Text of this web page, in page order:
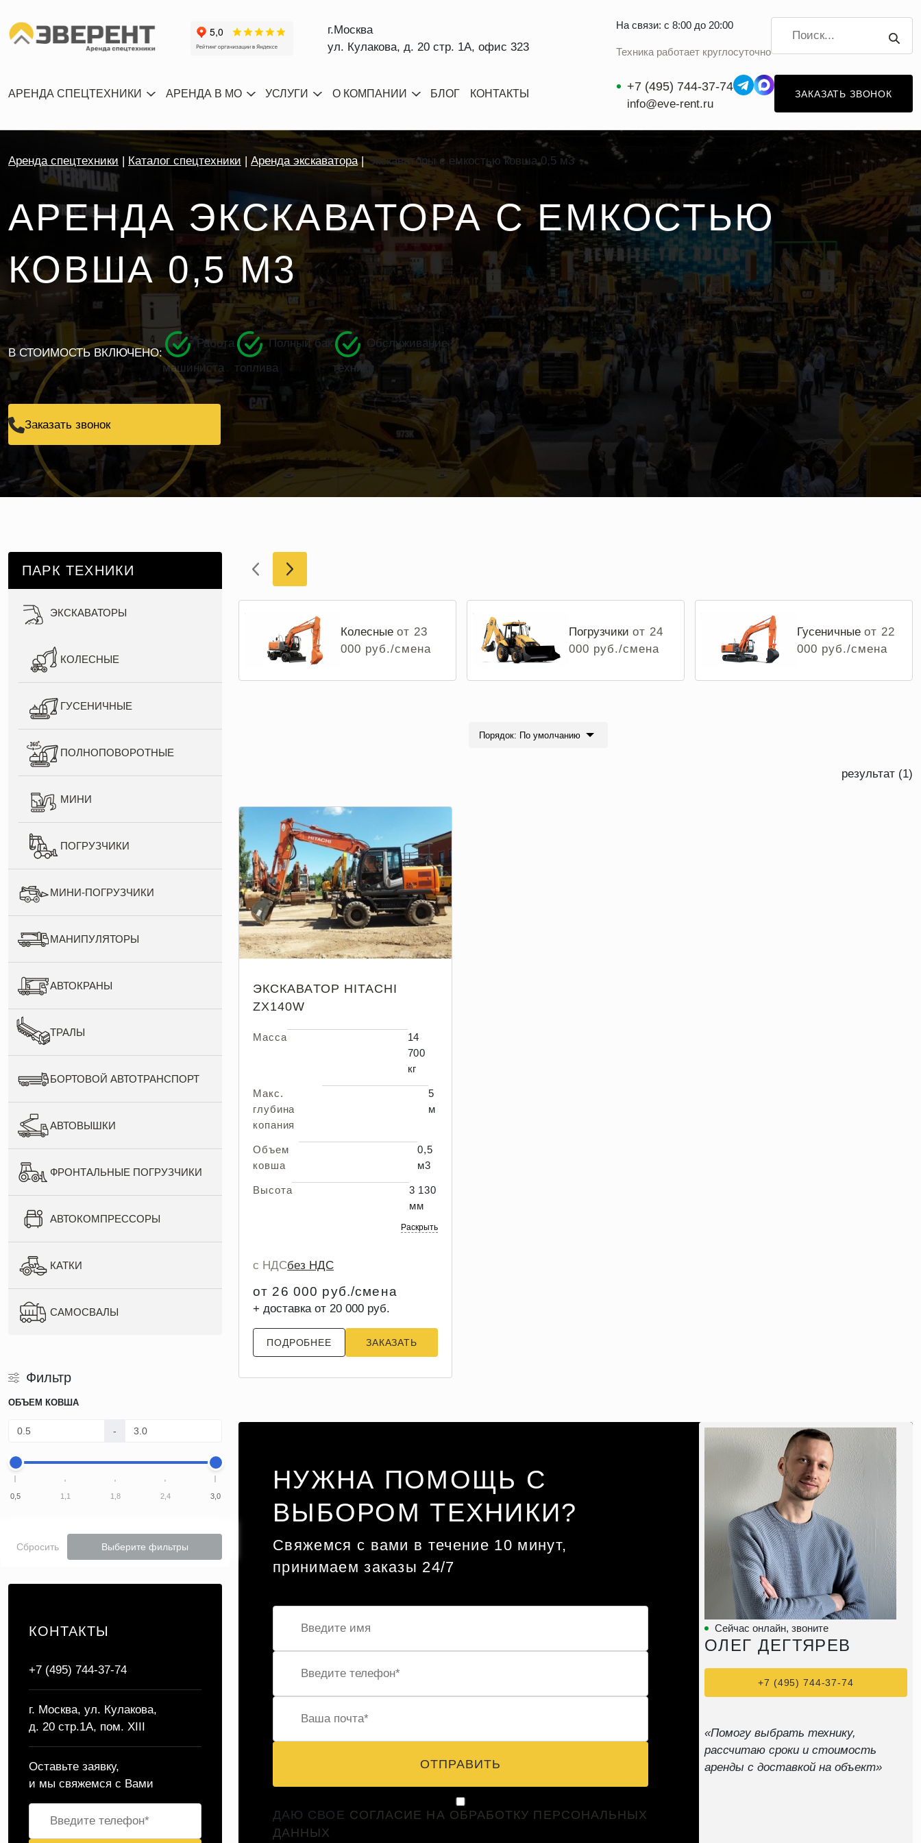
г.Москва
ул. Кулакова, д. 20 стр. 1А, офис 323
На связи: с 8:00 до 20:00
Техника работает круглосуточно
АРЕНДА СПЕЦТЕХНИКИ АРЕНДА В МО УСЛУГИ О КОМПАНИИ БЛОГ КОНТАКТЫ
+7 (495) 744-37-74
info@eve-rent.ru
ЗАКАЗАТЬ ЗВОНОК
Аренда спецтехники Каталог спецтехники Аренда экскаватора Экскаваторы с емкостью ковша 0,5 м3
АРЕНДА ЭКСКАВАТОРА С ЕМКОСТЬЮ
КОВША 0,5 М3
В СТОИМОСТЬ ВКЛЮЧЕНО:
Работа
машиниста
Полный бак
топлива
Обслуживание
техники
Заказать звонок
ПАРК ТЕХНИКИ
ЭКСКАВАТОРЫ
КОЛЕСНЫЕ
ГУСЕНИЧНЫЕ
ПОЛНОПОВОРОТНЫЕ
МИНИ
ПОГРУЗЧИКИ
МИНИ-ПОГРУЗЧИКИ
МАНИПУЛЯТОРЫ
АВТОКРАНЫ
ТРАЛЫ
БОРТОВОЙ АВТОТРАНСПОРТ
АВТОВЫШКИ
ФРОНТАЛЬНЫЕ ПОГРУЗЧИКИ
АВТОКОМПРЕССОРЫ
КАТКИ
САМОСВАЛЫ
Фильтр
ОБЪЕМ КОВША
-
0,5 1,1 1,8 2,4 3,0
Сбросить Выберите фильтры
КОНТАКТЫ
+7 (495) 744-37-74
г. Москва, ул. Кулакова,
д. 20 стр.1А, пом. XIII
Оставьте заявку,
и мы свяжемся с Вами
Колесные от 23
000 руб./смена
Погрузчики от 24
000 руб./смена
Гусеничные от 22
000 руб./смена
Порядок: По умолчанию
результат (1)
ЭКСКАВАТОР HITACHI
ZX140W
Масса
14
700
кг
Макс.
глубина
копания
5
м
Объем
ковша
0,5
м3
Высота
3 130
мм
Раскрыть
с НДСбез НДС
от 26 000 руб./смена
+ доставка от 20 000 руб.
ПОДРОБНЕЕ ЗАКАЗАТЬ
НУЖНА ПОМОЩЬ С
ВЫБОРОМ ТЕХНИКИ?
Свяжемся с вами в течение 10 минут,
принимаем заказы 24/7
ОТПРАВИТЬ
ДАЮ СВОЕ СОГЛАСИЕ НА ОБРАБОТКУ ПЕРСОНАЛЬНЫХ
ДАННЫХ
Сейчас онлайн, звоните
ОЛЕГ ДЕГТЯРЕВ
+7 (495) 744-37-74
«Помогу выбрать технику,
рассчитаю сроки и стоимость
аренды с доставкой на объект»